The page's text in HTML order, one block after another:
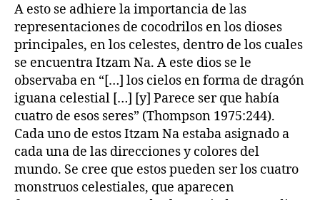
A esto se adhiere la importancia de las
representaciones de cocodrilos en los dioses
principales, en los celestes, dentro de los cuales
se encuentra Itzam Na. A este dios se le
observaba en “[…] los cielos en forma de dragón
iguana celestial […] [y] Parece ser que había
cuatro de esos seres” (Thompson 1975:244).
Cada uno de estos Itzam Na estaba asignado a
cada una de las direcciones y colores del
mundo. Se cree que estos pueden ser los cuatro
monstruos celestiales, que aparecen